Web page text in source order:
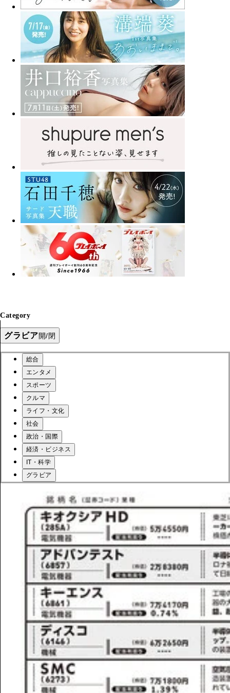
Category
グラビア開/閉
総合
エンタメ
スポーツ
クルマ
ライフ・文化
社会
政治・国際
経済・ビジネス
IT・科学
グラビア